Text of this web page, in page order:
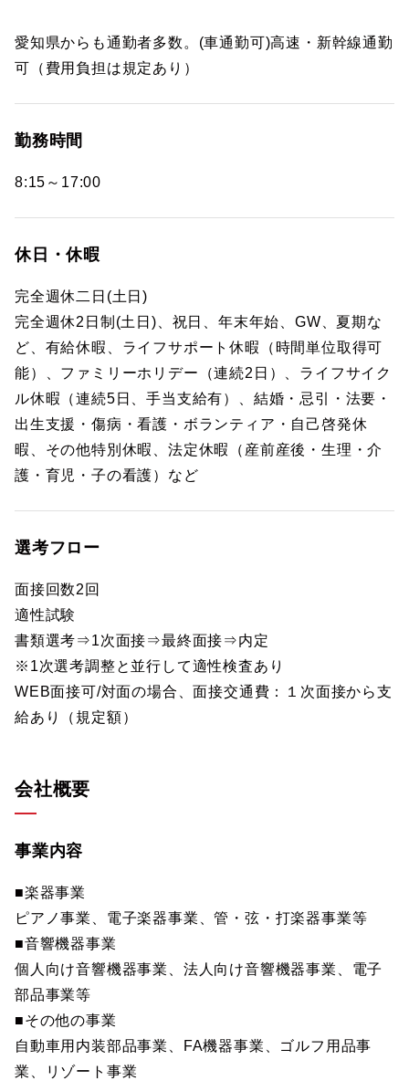
愛知県からも通勤者多数。(車通勤可)高速・新幹線通勤
可（費用負担は規定あり）
勤務時間
8:15～17:00
休日・休暇
完全週休二日(土日)
完全週休2日制(土日)、祝日、年末年始、GW、夏期な
ど、有給休暇、ライフサポート休暇（時間単位取得可
能）、ファミリーホリデー（連続2日）、ライフサイク
ル休暇（連続5日、手当支給有）、結婚・忌引・法要・
出生支援・傷病・看護・ボランティア・自己啓発休
暇、その他特別休暇、法定休暇（産前産後・生理・介
護・育児・子の看護）など
選考フロー
面接回数2回
適性試験
書類選考⇒1次面接⇒最終面接⇒内定
※1次選考調整と並行して適性検査あり
WEB面接可/対面の場合、面接交通費：１次面接から支
給あり（規定額）
会社概要
事業内容
■楽器事業
ピアノ事業、電子楽器事業、管・弦・打楽器事業等
■音響機器事業
個人向け音響機器事業、法人向け音響機器事業、電子
部品事業等
■その他の事業
自動車用内装部品事業、FA機器事業、ゴルフ用品事
業、リゾート事業